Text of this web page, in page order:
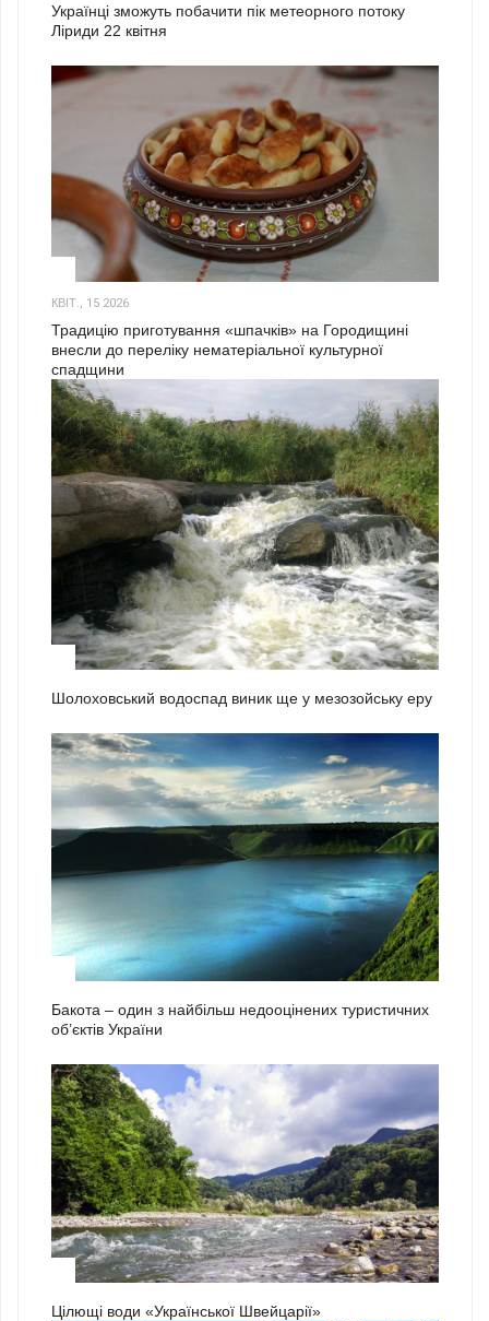
Українці зможуть побачити пік метеорного потоку
Ліриди 22 квітня
КВІТ., 15 2026
Традицію приготування «шпачків» на Городищині
внесли до переліку нематеріальної культурної
спадщини
Шолоховський водоспад виник ще у мезозойську еру
Бакота – один з найбільш недооцінених туристичних
об’єктів України
Цілющі води «Української Швейцарії»